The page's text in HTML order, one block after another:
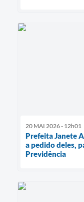
20 MAI 2026 - 12h01
Prefeita Janete
a pedido deles,
Previdência